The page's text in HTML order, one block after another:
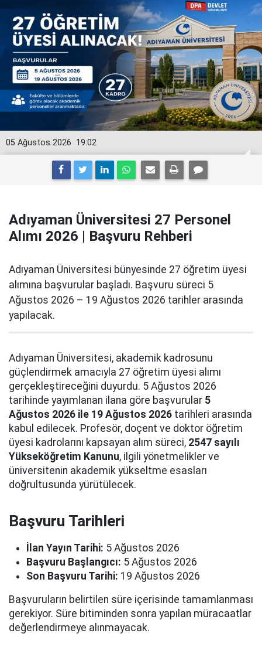
19:02
05 Ağustos 2026
Adıyaman Üniversitesi 27 Personel
Alımı 2026 | Başvuru Rehberi
Adıyaman Üniversitesi bünyesinde 27 öğretim üyesi
alımına başvurular başladı. Başvuru süreci 5
Ağustos 2026 – 19 Ağustos 2026 tarihler arasında
yapılacak.
Adıyaman Üniversitesi, akademik kadrosunu
güçlendirmek amacıyla 27 öğretim üyesi alımı
gerçekleştireceğini duyurdu. 5 Ağustos 2026
tarihinde yayımlanan ilana göre başvurular 5
Ağustos 2026 ile 19 Ağustos 2026 tarihleri arasında
kabul edilecek. Profesör, doçent ve doktor öğretim
üyesi kadrolarını kapsayan alım süreci, 2547 sayılı
Yükseköğretim Kanunu, ilgili yönetmelikler ve
üniversitenin akademik yükseltme esasları
doğrultusunda yürütülecek.
Başvuru Tarihleri
İlan Yayın Tarihi: 5 Ağustos 2026
Başvuru Başlangıcı: 5 Ağustos 2026
Son Başvuru Tarihi: 19 Ağustos 2026
Başvuruların belirtilen süre içerisinde tamamlanması
gerekiyor. Süre bitiminden sonra yapılan müracaatlar
değerlendirmeye alınmayacak.